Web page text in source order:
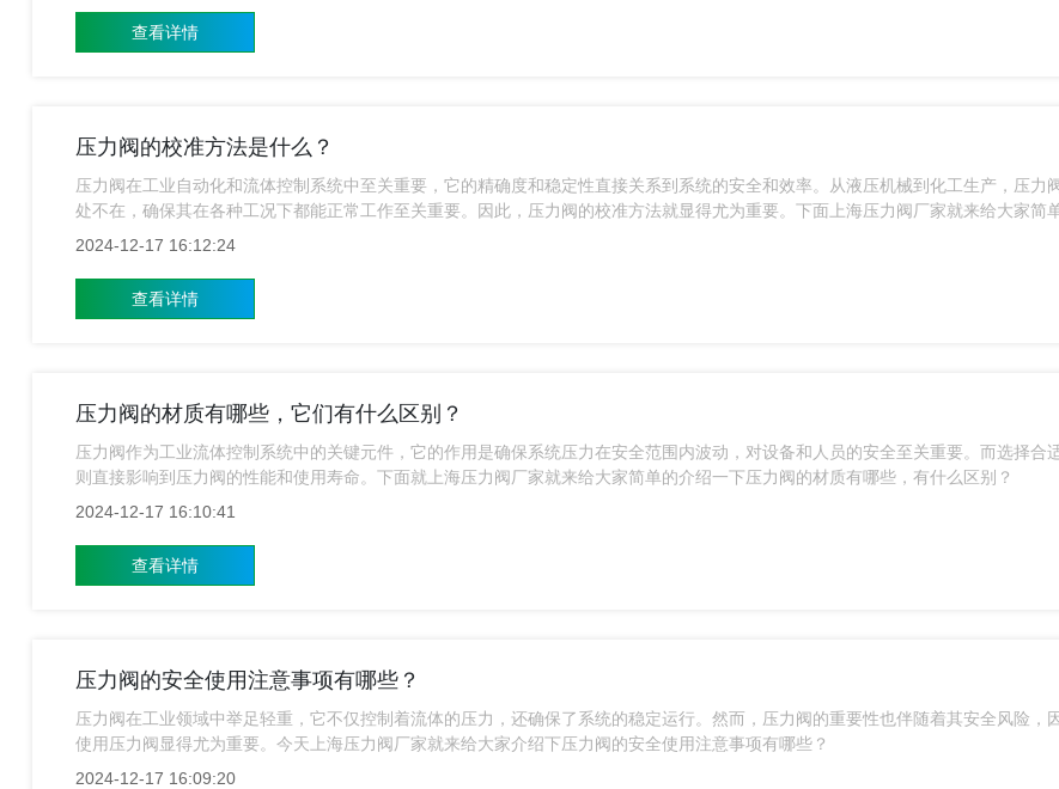
查看详情
压力阀的校准方法是什么？
压力阀在工业自动化和流体控制系统中至关重要，它的精确度和稳定性直接关系到系统的安全和效率。从液压机械到化工生产，压力
处不在，确保其在各种工况下都能正常工作至关重要。因此，压力阀的校准方法就显得尤为重要。下面上海压力阀厂家就来给大家简单
下压力阀的校准方法有哪些？
2024-12-17 16:12:24
查看详情
压力阀的材质有哪些，它们有什么区别？
压力阀作为工业流体控制系统中的关键元件，它的作用是确保系统压力在安全范围内波动，对设备和人员的安全至关重要。而选择合
则直接影响到压力阀的性能和使用寿命。下面就上海压力阀​厂家就来给大家简单的介绍一下压力阀的材质有哪些，有什么区别？
2024-12-17 16:10:41
查看详情
压力阀的安全使用注意事项有哪些？
压力阀在工业领域中举足轻重，它不仅控制着流体的压力，还确保了系统的稳定运行。然而，压力阀的重要性也伴随着其安全风险，
使用压力阀显得尤为重要。今天上海压力阀厂家就来给大家介绍下压力阀的安全使用注意事项有哪些？
2024-12-17 16:09:20